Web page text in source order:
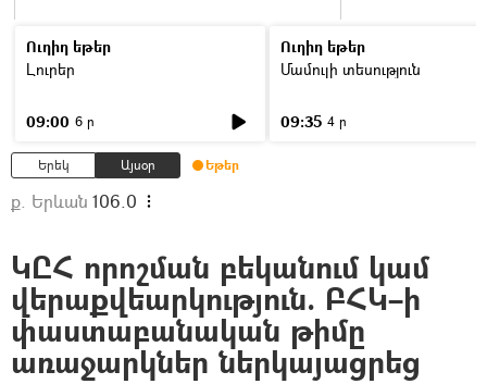
Ուղիղ եթեր
Լուրեր
09:00 6 ր
Ուղիղ եթեր
Մամուլի տեսություն
09:35 4 ր
Երեկ Այսօր Եթեր
ք. Երևան 106.0
ԿԸՀ որոշման բեկանում կամ
վերաքվեարկություն. ԲՀԿ–ի
փաստաբանական թիմը
առաջարկներ ներկայացրեց